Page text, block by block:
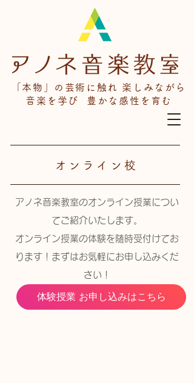
「本物」の芸術に触れ 楽しみながら
音楽を学び 豊かな感性を育む
オンライン校
​アノネ音楽教室のオンライン授業につい
てご紹介いたします。
​オンライン授業の体験を随時受付けてお
ります！​まずはお気軽にお申し込みくだ
さい！​​
体験授業 お申し込みはこちら